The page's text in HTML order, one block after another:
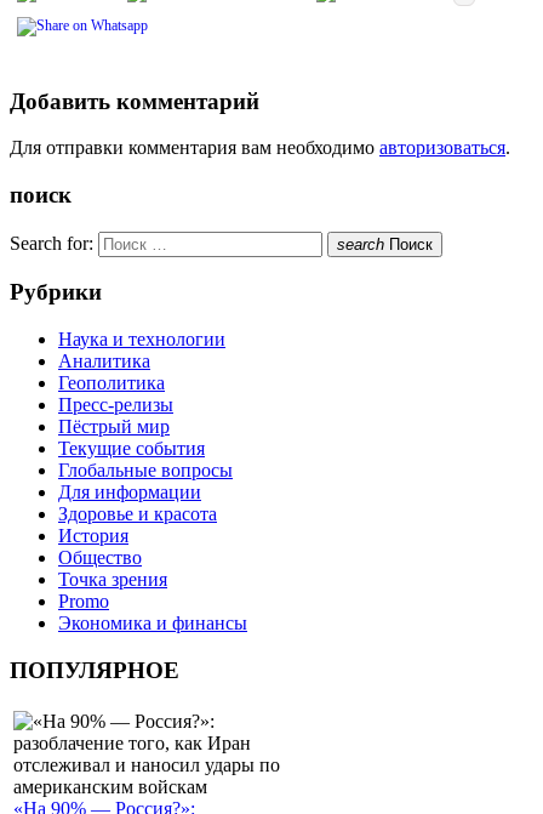
Добавить комментарий
Для отправки комментария вам необходимо авторизоваться.
поиск
Search for: search Поиск
Рубрики
Наука и технологии
Аналитика
Геополитика
Пресс-релизы
Пёстрый мир
Текущие события
Глобальные вопросы
Для информации
Здоровье и красота
История
Общество
Точка зрения
Promo
Экономика и финансы
ПОПУЛЯРНОЕ
«На 90% — Россия?»: